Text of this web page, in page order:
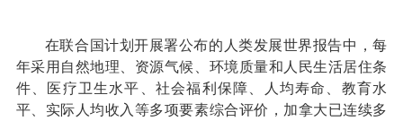
在联合国计划开展署公布的人类发展世界报告中，每
年采用自然地理、资源气候、环境质量和人民生活居住条
件、医疗卫生水平、社会福利保障、人均寿命、教育水
平、实际人均收入等多项要素综合评价，加拿大已连续多